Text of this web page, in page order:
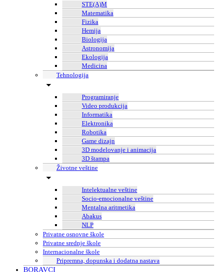
STE(A)M
Matematika
Fizika
Hemija
Biologija
Astronomija
Ekologija
Medicina
Tehnologija
Programiranje
Video produkcija
Informatika
Elektronika
Robotika
Game dizajn
3D modelovanje i animacija
3D štampa
Životne veštine
Intelektualne veštine
Socio-emocionalne veštine
Mentalna aritmetika
Abakus
NLP
Privatne osnovne škole
Privatne srednje škole
Internacionalne škole
Pripremna, dopunska i dodatna nastava
BORAVCI